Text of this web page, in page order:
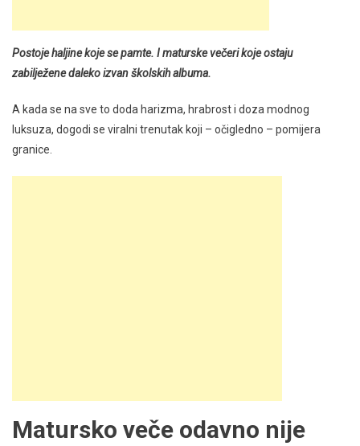
Postoje haljine koje se pamte. I maturske večeri koje ostaju
zabilježene daleko izvan školskih albuma.
A kada se na sve to doda harizma, hrabrost i doza modnog
luksuza, dogodi se viralni trenutak koji – očigledno – pomijera
granice.
Matursko veče odavno nije